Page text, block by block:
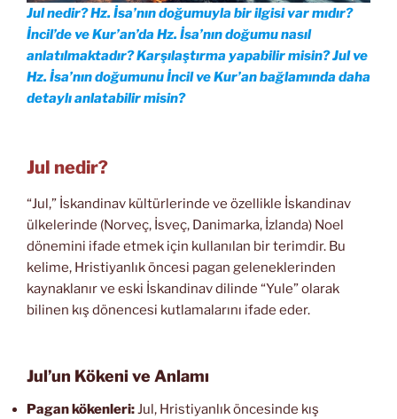
Jul nedir? Hz. İsa’nın doğumuyla bir ilgisi var mıdır?
İncil’de ve Kur’an’da Hz. İsa’nın doğumu nasıl
anlatılmaktadır? Karşılaştırma yapabilir misin? Jul ve
Hz. İsa’nın doğumunu İncil ve Kur’an bağlamında daha
detaylı anlatabilir misin?
Jul nedir?
“Jul,” İskandinav kültürlerinde ve özellikle İskandinav
ülkelerinde (Norveç, İsveç, Danimarka, İzlanda) Noel
dönemini ifade etmek için kullanılan bir terimdir. Bu
kelime, Hristiyanlık öncesi pagan geleneklerinden
kaynaklanır ve eski İskandinav dilinde “Yule” olarak
bilinen kış dönencesi kutlamalarını ifade eder.
Jul’un Kökeni ve Anlamı
Pagan kökenleri:Jul, Hristiyanlık öncesinde kış